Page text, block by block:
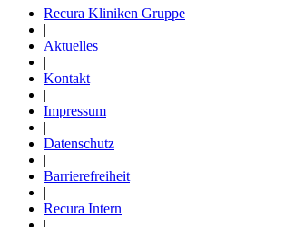
Recura Kliniken Gruppe
|
Aktuelles
|
Kontakt
|
Impressum
|
Datenschutz
|
Barrierefreiheit
|
Recura Intern